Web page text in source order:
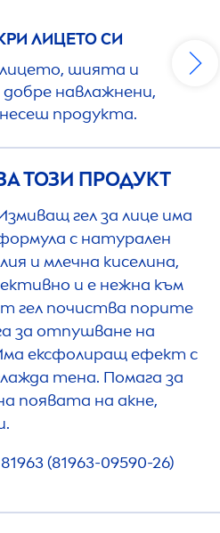
ЛИЦЕТО СИ
лицето, шията и
навлажнени,
продукта.
ТОЗИ ПРОДУКТ
гел за лице има
с натурален
и млечна киселина,
и е нежна към
гел почиства порите
за отпушване на
ексфолиращ ефект с
тена. Помага за
появата на акне,
(81963-09590-26)